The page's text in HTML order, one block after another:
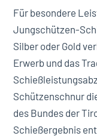
Für besondere
Jungschützen-
Silber oder Gold
Erwerb und das
Schützenschnur
des Bundes der
Schießergebnis